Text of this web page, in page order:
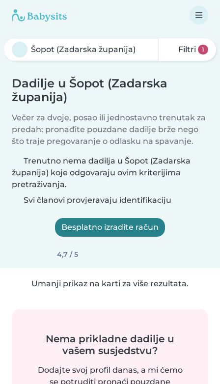
Filtri 1
Dadilje u Šopot (Zadarska
županija)
Večer za dvoje, posao ili jednostavno trenutak za
predah: pronađite pouzdane dadilje brže nego
što traje pregovaranje o odlasku na spavanje.
Trenutno nema dadilja u Šopot (Zadarska
županija) koje odgovaraju ovim kriterijima
pretraživanja.
Svi članovi provjeravaju identifikaciju
Besplatno izradite račun
4,7 / 5
Umanji prikaz na karti za više rezultata.
Nema prikladne dadilje u
vašem susjedstvu?
Dodajte svoj profil danas, a mi ćemo
se potruditi pronaći pouzdane